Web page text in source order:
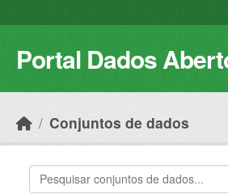
Portal Dados
Conjuntos de dados